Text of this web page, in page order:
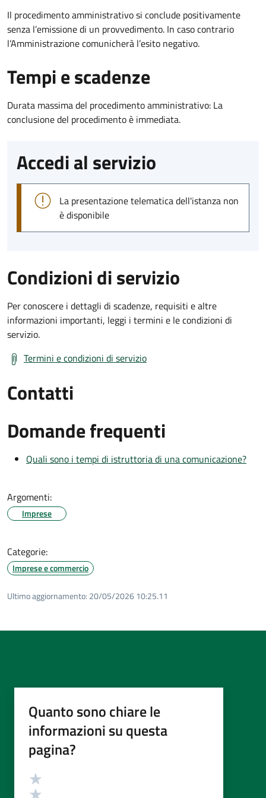
Il procedimento amministrativo si conclude positivamente
senza l’emissione di un provvedimento. In caso contrario
l’Amministrazione comunicherà l’esito negativo.
Tempi e scadenze
Durata massima del procedimento amministrativo: La
conclusione del procedimento è immediata.
Accedi al servizio
La presentazione telematica dell'istanza non
è disponibile
Condizioni di servizio
Per conoscere i dettagli di scadenze, requisiti e altre
informazioni importanti, leggi i termini e le condizioni di
servizio.
Termini e condizioni di servizio
Contatti
Domande frequenti
Quali sono i tempi di istruttoria di una comunicazione?
Argomenti:
Imprese
Categorie:
Imprese e commercio
Ultimo aggiornamento: 20/05/2026 10:25.11
Quanto sono chiare le
informazioni su questa
pagina?
Valutazione